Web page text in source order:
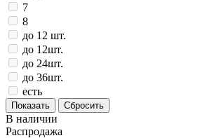
7
8
до 12 шт.
до 12шт.
до 24шт.
до 36шт.
есть
В наличии
Распродажа